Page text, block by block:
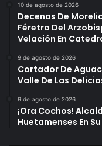
10 de agosto de 2026
Decenas De
Féretro Del
Velación En
9 de agosto de 2026
Cortador De
Valle De Las
9 de agosto de 2026
¡Ora Cochos!
Huetamenses En